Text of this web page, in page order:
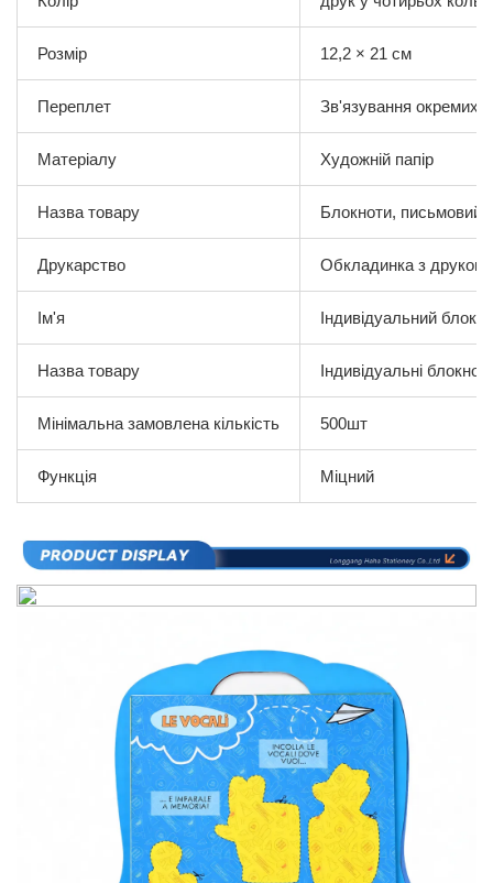
Розмір 12,2 × 21 см
Переплет Зв'язування окремих
Матеріалу Художній папір
Назва товару Блокноти, письмовий
Друкарство Обкладинка з друком
Ім'я Індивідуальний
Назва товару Індивідуальні
Мінімальна замовлена кількість 500шт
Функція Міцний